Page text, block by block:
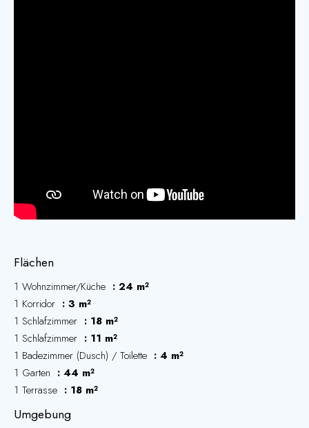
Flächen
1 Wohnzimmer/Küche
24 m²
1 Korridor
3 m²
1 Schlafzimmer
18 m²
1 Schlafzimmer
11 m²
1 Badezimmer (Dusch) / Toilette
4 m²
1 Garten
44 m²
1 Terrasse
18 m²
Umgebung